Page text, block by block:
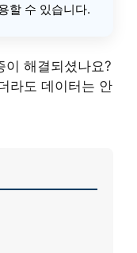
할 수 있습니다.
이 해결되셨나요?
라도 데이터는 안